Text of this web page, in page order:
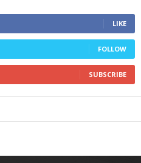
LIKE
FOLLOW
SUBSCRIBE